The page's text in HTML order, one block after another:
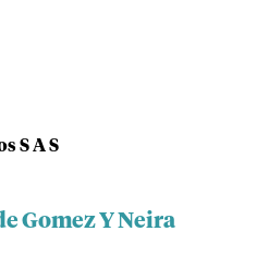
S A S
Gomez Y Neira